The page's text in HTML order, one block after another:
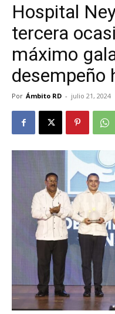
Hospital
tercera
máximo
desempeño
Por Ámbito RD - julio 21, 2024